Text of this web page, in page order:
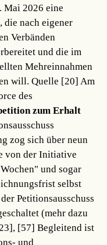
Mai 2026 eine
die nach eigener
Verbänden
und die im
Mehreinnahmen
will.Quelle [20] Am
des
zum Erhalt
zog sich über neun
von der Initiative
und sogar
selbst
Petitionsausschuss
(mehr dazu
[57] Begleitend ist
und